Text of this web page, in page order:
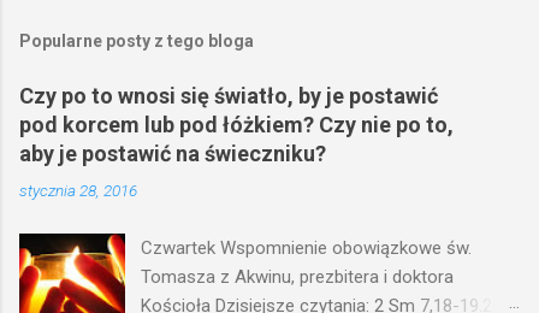
Popularne posty z tego bloga
Czy po to wnosi się światło, by je postawić
pod korcem lub pod łóżkiem? Czy nie po to,
aby je postawić na świeczniku?
stycznia 28, 2016
Czwartek Wspomnienie obowiązkowe św.
Tomasza z Akwinu, prezbitera i doktora
Kościoła Dzisiejsze czytania: 2 Sm 7,18-19.24-